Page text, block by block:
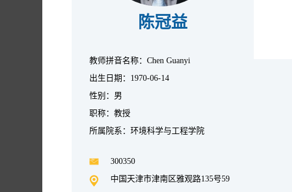
陈冠益
教师拼音名称：Chen Guanyi
出生日期：1970-06-14
性别：男
职称：教授
所属院系：环境科学与工程学院
300350
中国天津市津南区雅观路135号59